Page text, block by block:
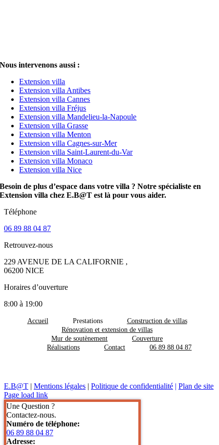
Nous intervenons aussi :
Extension villa
Extension villa Antibes
Extension villa Cannes
Extension villa Fréjus
Extension villa Mandelieu-la-Napoule
Extension villa Grasse
Extension villa Menton
Extension villa Cagnes-sur-Mer
Extension villa Saint-Laurent-du-Var
Extension villa Monaco
Extension villa Nice
Besoin de plus d’espace dans votre villa ? Notre spécialiste en
Extension villa chez E.B@T est là pour vous aider.
Téléphone
06 89 88 04 87
Retrouvez-nous
229 AVENUE DE LA CALIFORNIE ,
06200 NICE
Horaires d’ouverture
8:00 à 19:00
Accueil Prestations
Construction de villas
Rénovation et extension de villas
Mur de soutènement
Couverture
Réalisations
Contact 06 89 88 04 87
E.B@T | Mentions légales | Politique de confidentialité | Plan de site
Page load link
Une Question ?
Contactez-nous.
Numéro de téléphone:
06 89 88 04 87
Adresse: